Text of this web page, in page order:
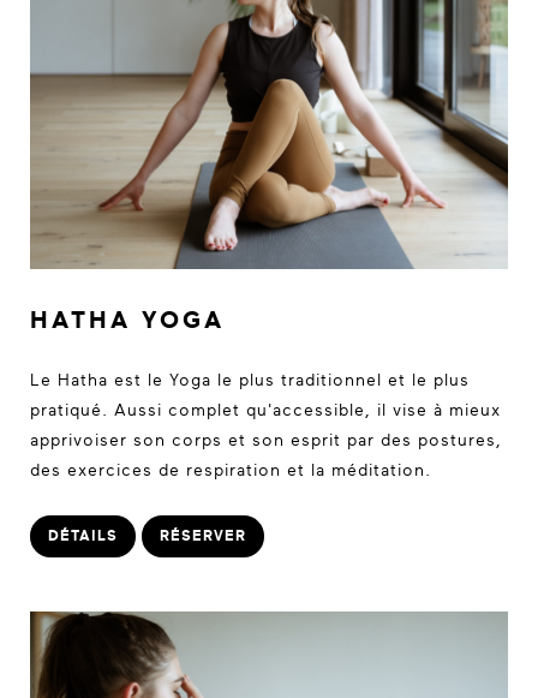
HATHA YOGA
Le Hatha est le Yoga le plus traditionnel et le plus
pratiqué. Aussi complet qu'accessible, il vise à mieux
apprivoiser son corps et son esprit par des postures,
des exercices de respiration et la méditation.
DÉTAILS RÉSERVER